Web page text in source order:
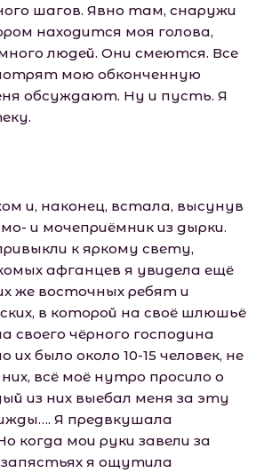
шагов. Явно там, снаружи
находится моя голова,
людей. Они смеются. Все
мою обконченную
обсуждают. Ну и пусть. Я
и, наконец, встала, высунув
и мочеприёмник из дырки.
к яркому свету,
афганцев я увидела ещё
же восточных ребят и
в которой на своё шлюшьё
своего чёрного господина
было около 10-15 человек, не
всё моё нутро просило о
из них выебал меня за эту
Я предвкушала
когда мои руки завели за
запястьях я ощутила